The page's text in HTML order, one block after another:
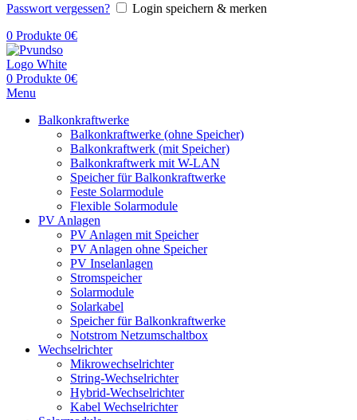
Passwort vergessen?
Login speichern & merken
0 Produkte 0€
0 Produkte 0€
Menu
Balkonkraftwerke
Balkonkraftwerke (ohne Speicher)
Balkonkraftwerk (mit Speicher)
Balkonkraftwerk mit W-LAN
Speicher für Balkonkraftwerke
Feste Solarmodule
Flexible Solarmodule
PV Anlagen
PV Anlagen mit Speicher
PV Anlagen ohne Speicher
PV Inselanlagen
Stromspeicher
Solarmodule
Solarkabel
Speicher für Balkonkraftwerke
Notstrom Netzumschaltbox
Wechselrichter
Mikrowechselrichter
String-Wechselrichter
Hybrid-Wechselrichter
Kabel Wechselrichter